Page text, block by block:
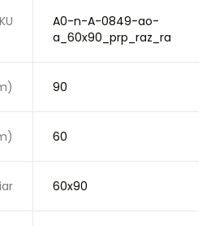
A0-n-A-0849-ao-
a_60x90_prp_raz_ra
90
60
60x90